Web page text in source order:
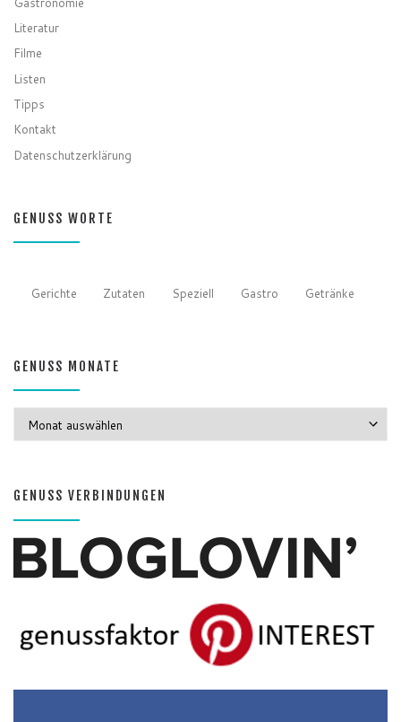
Literatur
Filme
Listen
Tipps
Kontakt
Datenschutzerklärung
GENUSS WORTE
Gerichte Zutaten Speziell Gastro Getränke
GENUSS MONATE
GENUSS VERBINDUNGEN